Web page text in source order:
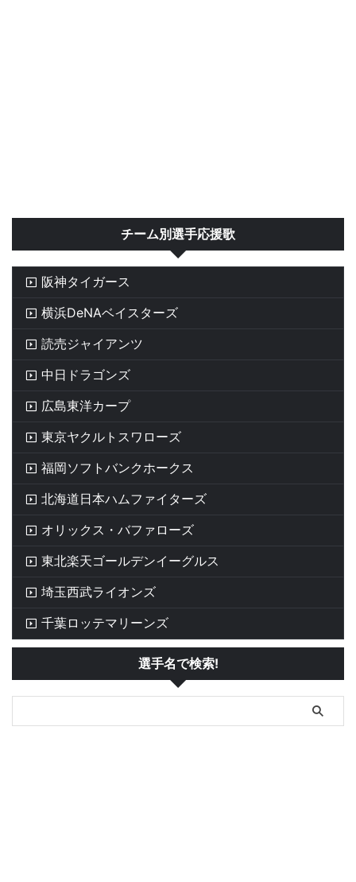
チーム別選手応援歌
阪神タイガース
横浜DeNAベイスターズ
読売ジャイアンツ
中日ドラゴンズ
広島東洋カープ
東京ヤクルトスワローズ
福岡ソフトバンクホークス
北海道日本ハムファイターズ
オリックス・バファローズ
東北楽天ゴールデンイーグルス
埼玉西武ライオンズ
千葉ロッテマリーンズ
選手名で検索!